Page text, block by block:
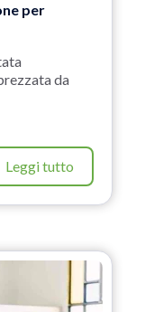
per
da
Leggi tutto